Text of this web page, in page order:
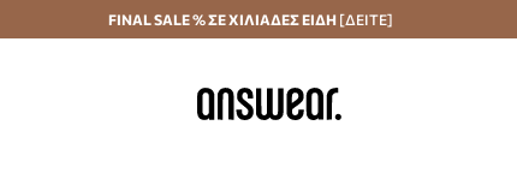
Αποστολή σε 24 ώρες Εξοικονομήστε με το Answear Club
FINAL SALE % ΣΕ ΧΙΛΙΑΔΕΣ ΕΙΔΗ [ΔΕΙΤΕ]